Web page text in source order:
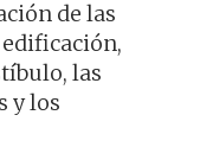
de las
las
y los